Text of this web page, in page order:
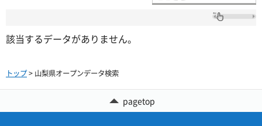
該当するデータがありません。
トップ> 山梨県オープンデータ検索
pagetop